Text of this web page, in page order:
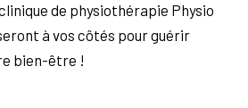
de physiothérapie Physio
à vos côtés pour guérir
bien-être !